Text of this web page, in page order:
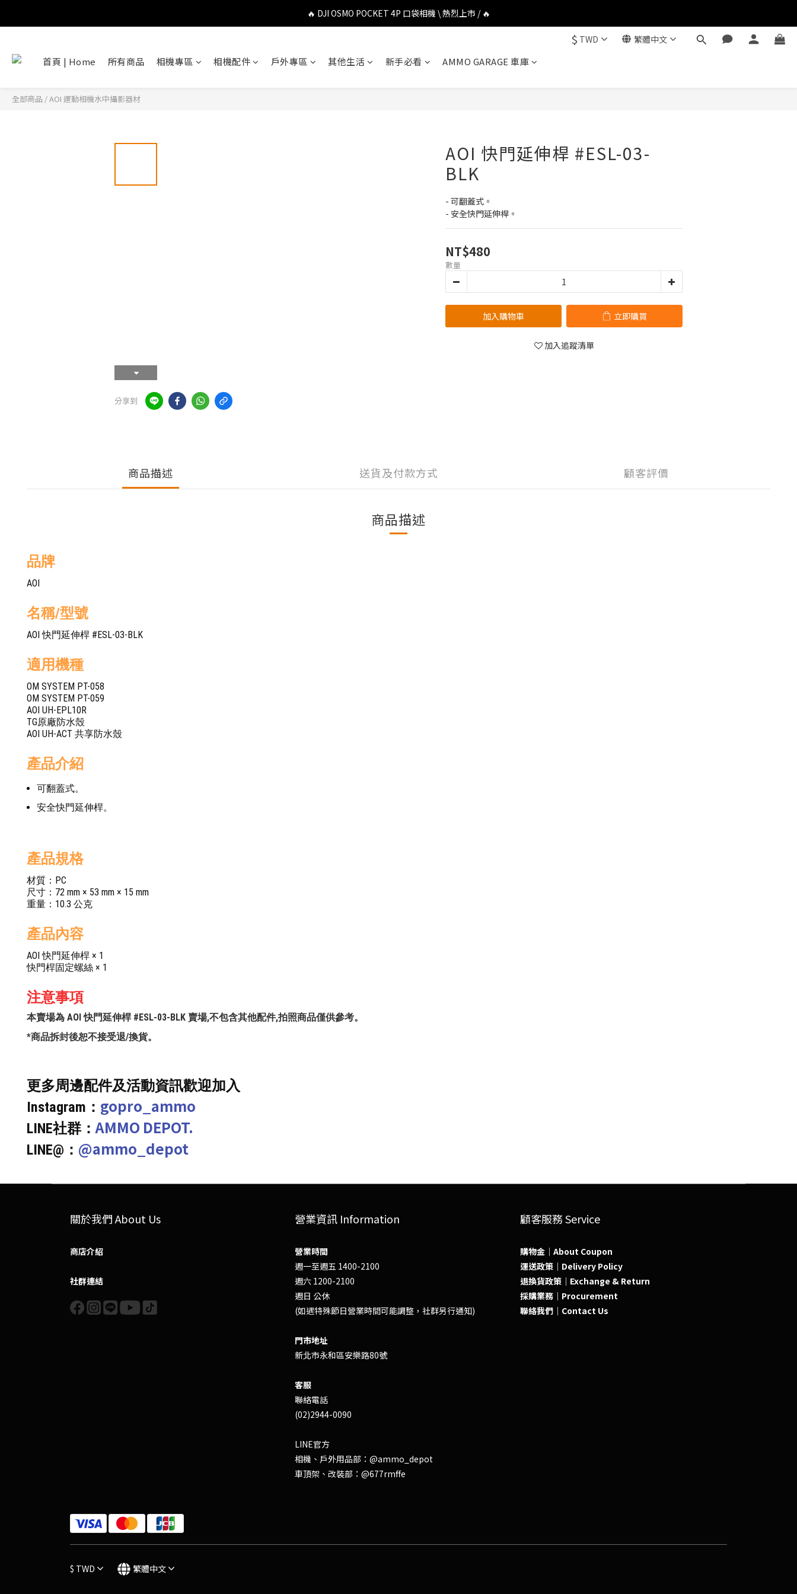
🔥 DJI OSMO POCKET 4P 口袋相機 \ 熱烈上市 / 🔥
🔥 DJI OSMO POCKET 4P 口袋相機 \ 熱烈上市 / 🔥
🔥 Insta360 GO Ultra Hello Kitty 聯名限定套裝 \ 時尚上市 / 🔥
$ TWD 繁體中文
首頁 | Home 所有商品 相機專區 相機配件 戶外專區 其他生活 新手必看 AMMO GARAGE 車庫
全部商品 /AOI 運動相機水中攝影器材
分享到
AOI 快門延伸桿 #ESL-03-
BLK
- 可翻蓋式。
- 安全快門延伸桿。
NT$480
數量
加入購物車 立即購買
加入追蹤清單
商品描述 送貨及付款方式 顧客評價
商品描述
品牌
AOI
名稱/型號
AOI 快門延伸桿 #ESL-03-BLK
適用機種
OM SYSTEM PT-058
OM SYSTEM PT-059
AOI UH-EPL10R
TG原廠防水殼
AOI UH-ACT 共享防水殼
產品介紹
可翻蓋式。
安全快門延伸桿。
產品規格
材質：PC
尺寸：72 mm × 53 mm × 15 mm
重量：10.3 公克
產品內容
AOI 快門延伸桿 × 1
快門桿固定螺絲 × 1
注意事項
本賣場為 AOI 快門延伸桿 #ESL-03-BLK 賣場,不包含其他配件,拍照商品僅供參考。
*商品拆封後恕不接受退/換貨。
更多周邊配件及活動資訊歡迎加入
Instagram： gopro_ammo
LINE社群：AMMO DEPOT.
LINE@： @ammo_depot
關於我們 About Us
商店介紹
社群連結
營業資訊 Information
營業時間
週一至週五 1400-2100
週六 1200-2100
週日 公休
(如遇特殊節日營業時間可能調整，社群另行通知)
門市地址
新北市永和區安樂路80號
客服
聯絡電話
(02)2944-0090
LINE官方
相機、戶外用品部：@ammo_depot
車頂架、改裝部：@677rmffe
顧客服務 Service
購物金｜About Coupon
運送政策｜Delivery Policy
退換貨政策｜Exchange & Return
採購業務｜Procurement
聯絡我們｜Contact Us
$ TWD 繁體中文